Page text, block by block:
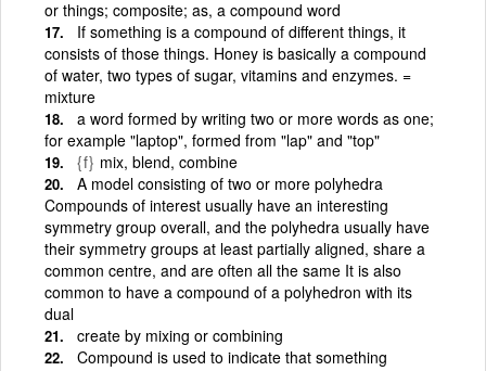
or things; composite; as, a compound word
If something is a compound of different things, it
consists of those things. Honey is basically a compound
of water, two types of sugar, vitamins and enzymes. =
mixture
a word formed by writing two or more words as one;
for example "laptop", formed from "lap" and "top"
{f} mix, blend, combine
A model consisting of two or more polyhedra
Compounds of interest usually have an interesting
symmetry group overall, and the polyhedra usually have
their symmetry groups at least partially aligned, share a
common centre, and are often all the same It is also
common to have a compound of a polyhedron with its
dual
create by mixing or combining
Compound is used to indicate that something